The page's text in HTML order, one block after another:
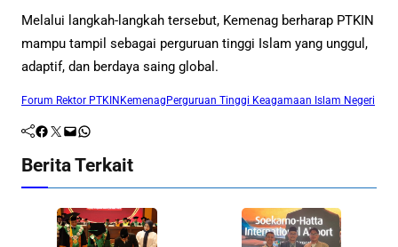
Melalui langkah-langkah tersebut, Kemenag berharap PTKIN
mampu tampil sebagai perguruan tinggi Islam yang unggul,
adaptif, dan berdaya saing global.
Forum Rektor PTKIN Kemenag Perguruan Tinggi Keagamaan Islam Negeri
Facebook Twitter Mail WhatsApp
Berita Terkait